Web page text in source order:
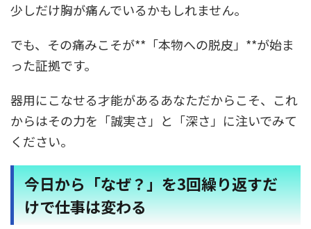
少しだけ胸が痛んでいるかもしれません。
でも、その痛みこそが**「本物への脱皮」**が始ま
った証拠です。
器用にこなせる才能があるあなただからこそ、これ
からはその力を「誠実さ」と「深さ」に注いでみて
ください。
今日から「なぜ？」を3回繰り返すだ
けで仕事は変わる